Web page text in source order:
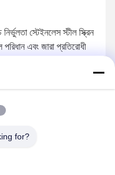
নির্ভুলতা স্টেইনলেস স্টীল স্ক্রিন
পরিধান এবং জারা প্রতিরোধী
for?